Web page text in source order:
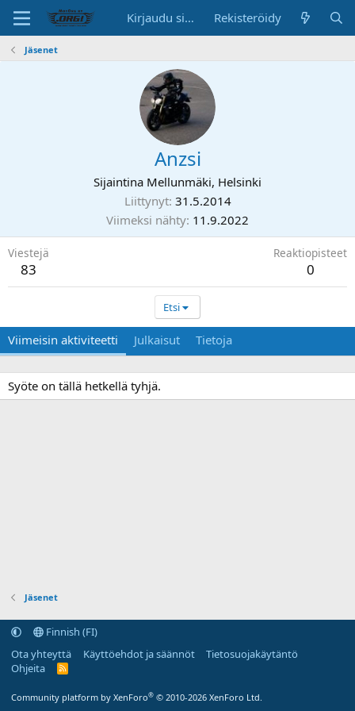
Kirjaudu sisään Rekisteröidy
Jäsenet
Anzsi
Sijaintina Mellunmäki, Helsinki
Liittynyt 31.5.2014
Viimeksi nähty 11.9.2022
Viestejä
83
Reaktiopisteet
0
Etsi
Viimeisin aktiviteetti Julkaisut Tietoja
Syöte on tällä hetkellä tyhjä.
Jäsenet
Finnish (FI)
Ota yhteyttä
Käyttöehdot ja säännöt
Tietosuojakäytäntö
Ohjeita
R
Community platform by XenForo® © 2010-2026 XenForo Ltd.